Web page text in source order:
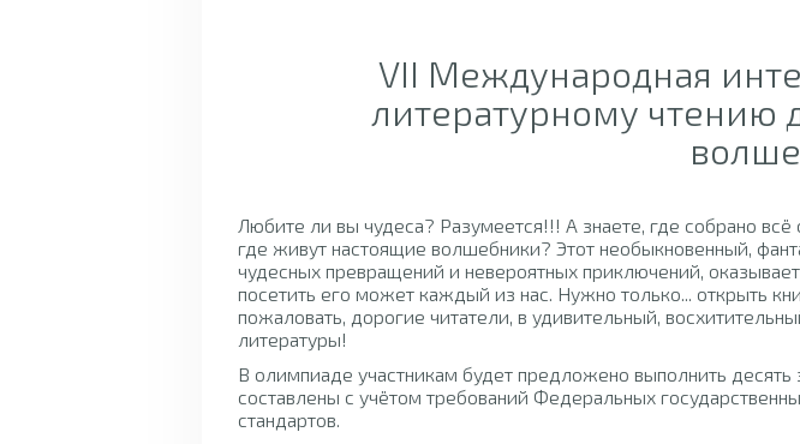
VII Международная
литературному чтению
Любите ли вы чудеса? Разумеется!!! А знаете, где собрано
где живут настоящие волшебники? Этот необыкновенный,
чудесных превращений и невероятных приключений,
посетить его может каждый из нас. Нужно только... открыть
пожаловать, дорогие читатели, в удивительный,
литературы!
В олимпиаде участникам будет предложено выполнить десять
составлены с учётом требований Федеральных
стандартов.